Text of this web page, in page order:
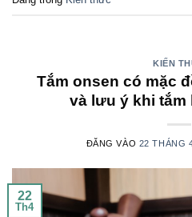
KIẾN
Tắm onsen có mặc
và lưu ý khi tắm
ĐĂNG VÀO 22 THÁNG
22
Th4